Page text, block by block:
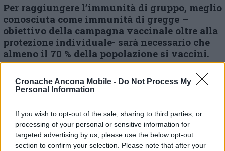
Cronache Ancona Mobile - Do Not Process My
Personal Information
If you wish to opt-out of the sale, sharing to third parties, or
processing of your personal or sensitive information for
targeted advertising by us, please use the below opt-out
section to confirm your selection. Please note that after your
Per raggiungere l’immunità di gruppo, meglio
conosciuta come immunità di gregge –
obiettivo della campagna vaccinale oltre alla
protezione individuale- sarà necessario che
almeno il 70 % della popolazione si vaccini.
Secondo lei che è un esperto comunicatore
oltre che coautore del libro “#comunicare i
#vaccini per la #salute pubblica” dove spiega
disinformazione e fake news proprio in
relazione ai vaccini, qual è la strategia per
convincere i dubbiosi?